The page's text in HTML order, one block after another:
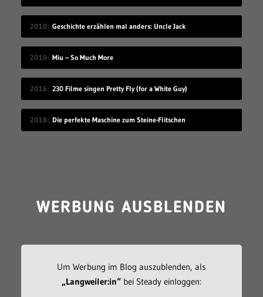
2010 Geschichte erzählen mal anders: Uncle Jack
2019 Miu – So Much More
2016 230 Filme singen Pretty Fly (for a White Guy)
2018 Die perfekte Maschine zum Steine-Flitschen
WERBUNG AUSBLENDEN
Um Werbung im Blog auszublenden, als
„Langweiler:in“bei Steady einloggen: